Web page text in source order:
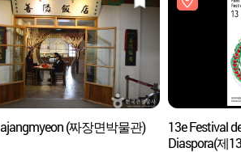
(짜장면박물관)
13e Festival
Diaspora(제